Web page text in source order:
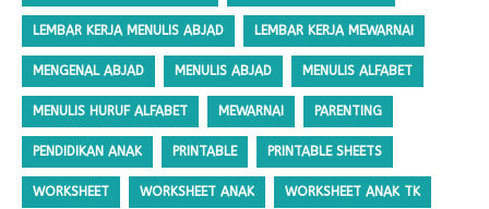
LEMBAR KERJA MENULIS ABJAD LEMBAR KERJA MEWARNAI
MENGENAL ABJAD MENULIS ABJAD MENULIS ALFABET
MENULIS HURUF ALFABET MEWARNAI PARENTING
PENDIDIKAN ANAK PRINTABLE PRINTABLE SHEETS
WORKSHEET WORKSHEET ANAK WORKSHEET ANAK TK